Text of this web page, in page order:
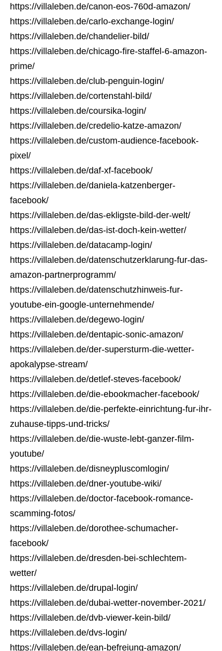
https://villaleben.de/canon-eos-760d-amazon/
https://villaleben.de/carlo-exchange-login/
https://villaleben.de/chandelier-bild/
https://villaleben.de/chicago-fire-staffel-6-amazon-
prime/
https://villaleben.de/club-penguin-login/
https://villaleben.de/cortenstahl-bild/
https://villaleben.de/coursika-login/
https://villaleben.de/credelio-katze-amazon/
https://villaleben.de/custom-audience-facebook-
pixel/
https://villaleben.de/daf-xf-facebook/
https://villaleben.de/daniela-katzenberger-
facebook/
https://villaleben.de/das-ekligste-bild-der-welt/
https://villaleben.de/das-ist-doch-kein-wetter/
https://villaleben.de/datacamp-login/
https://villaleben.de/datenschutzerklarung-fur-das-
amazon-partnerprogramm/
https://villaleben.de/datenschutzhinweis-fur-
youtube-ein-google-unternehmende/
https://villaleben.de/degewo-login/
https://villaleben.de/dentapic-sonic-amazon/
https://villaleben.de/der-supersturm-die-wetter-
apokalypse-stream/
https://villaleben.de/detlef-steves-facebook/
https://villaleben.de/die-ebookmacher-facebook/
https://villaleben.de/die-perfekte-einrichtung-fur-ihr-
zuhause-tipps-und-tricks/
https://villaleben.de/die-wuste-lebt-ganzer-film-
youtube/
https://villaleben.de/disneypluscomlogin/
https://villaleben.de/dner-youtube-wiki/
https://villaleben.de/doctor-facebook-romance-
scamming-fotos/
https://villaleben.de/dorothee-schumacher-
facebook/
https://villaleben.de/dresden-bei-schlechtem-
wetter/
https://villaleben.de/drupal-login/
https://villaleben.de/dubai-wetter-november-2021/
https://villaleben.de/dvb-viewer-kein-bild/
https://villaleben.de/dvs-login/
https://villaleben.de/ean-befreiung-amazon/